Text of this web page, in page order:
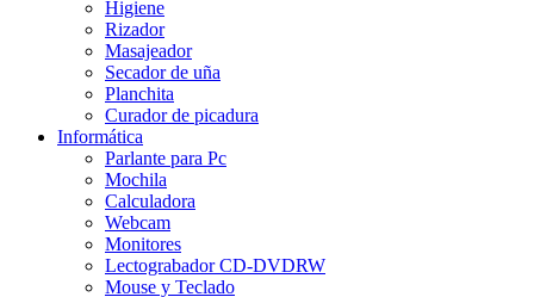
Higiene
Rizador
Masajeador
Secador de uña
Planchita
Curador de picadura
Informática
Parlante para Pc
Mochila
Calculadora
Webcam
Monitores
Lectograbador CD-DVDRW
Mouse y Teclado